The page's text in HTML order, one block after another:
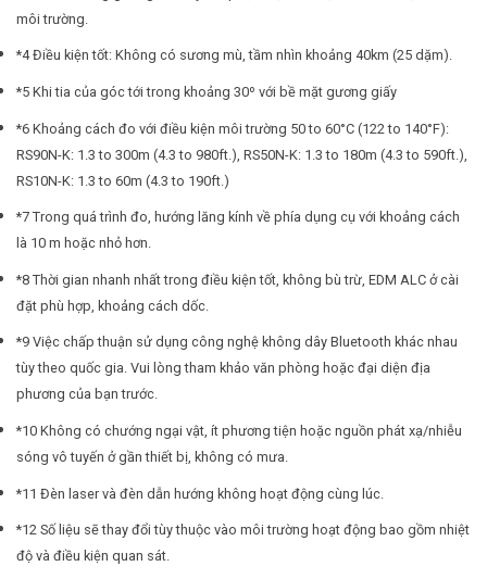
môi trường.
*4 Điều kiện tốt: Không có sương mù, tầm nhìn khoảng 40km (25 dặm).
*5 Khi tia của góc tới trong khoảng 30º với bề mặt gương giấy
*6 Khoảng cách đo với điều kiện môi trường 50 to 60°C (122 to 140°F):
RS90N-K: 1.3 to 300m (4.3 to 980ft.), RS50N-K: 1.3 to 180m (4.3 to 590ft.),
RS10N-K: 1.3 to 60m (4.3 to 190ft.)
*7 Trong quá trình đo, hướng lăng kính về phía dụng cụ với khoảng cách
là 10 m hoặc nhỏ hơn.
*8 Thời gian nhanh nhất trong điều kiện tốt, không bù trừ, EDM ALC ở cài
đặt phù hợp, khoảng cách dốc.
*9 Việc chấp thuận sử dụng công nghệ không dây Bluetooth khác nhau
tùy theo quốc gia. Vui lòng tham khảo văn phòng hoặc đại diện địa
phương của bạn trước.
*10 Không có chướng ngại vật, ít phương tiện hoặc nguồn phát xạ/nhiễu
sóng vô tuyến ở gần thiết bị, không có mưa.
*11 Đèn laser và đèn dẫn hướng không hoạt động cùng lúc.
*12 Số liệu sẽ thay đổi tùy thuộc vào môi trường hoạt động bao gồm nhiệt
độ và điều kiện quan sát.